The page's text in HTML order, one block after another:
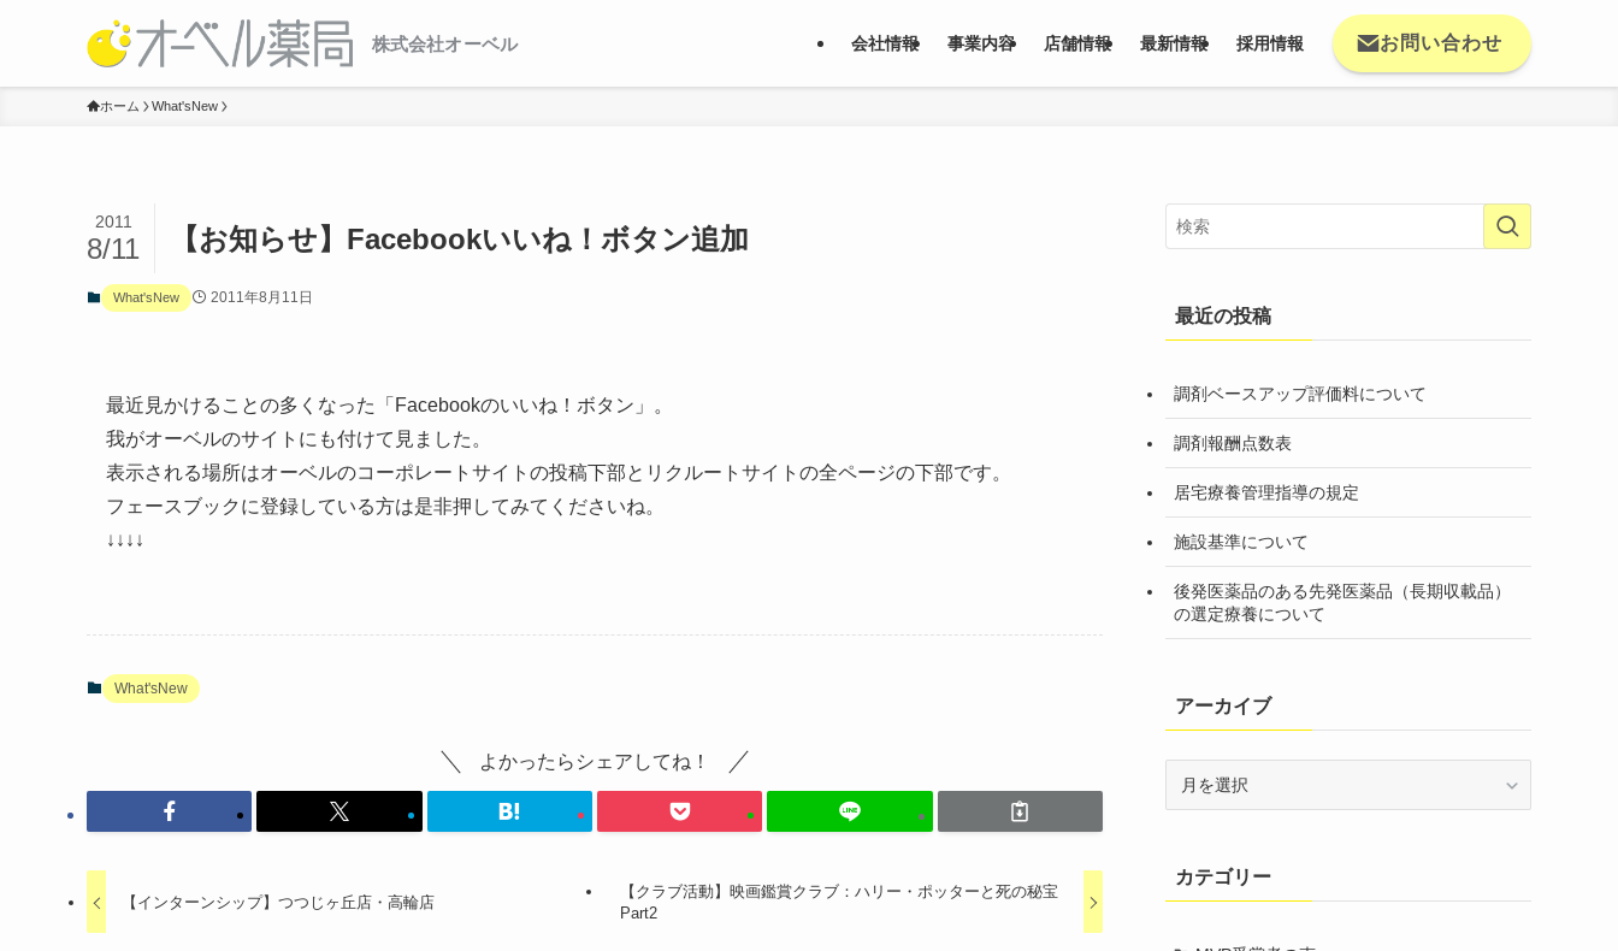
株式会社オーベル 会社情報 事業内容 店舗情報 最新情報 採用情報 お問い合わせ
ホーム What'sNew
【お知らせ】Facebookいいね！ボタン追加
2011
8/11
What'sNew 2011年8月11日
最近見かけることの多くなった「Facebookのいいね！ボタン」。
我がオーベルのサイトにも付けて見ました。
表示される場所はオーベルのコーポレートサイトの投稿下部とリクルートサイトの全ページの下部です。
フェースブックに登録している方は是非押してみてくださいね。
↓↓↓↓
What'sNew
よかったらシェアしてね！
【インターンシップ】つつじヶ丘店・高輪店
【クラブ活動】映画鑑賞クラブ：ハリー・ポッターと死の秘宝
Part2
最近の投稿
調剤ベースアップ評価料について
調剤報酬点数表
居宅療養管理指導の規定
施設基準について
後発医薬品のある先発医薬品（長期収載品）
の選定療養について
アーカイブ
ブカテゴリー